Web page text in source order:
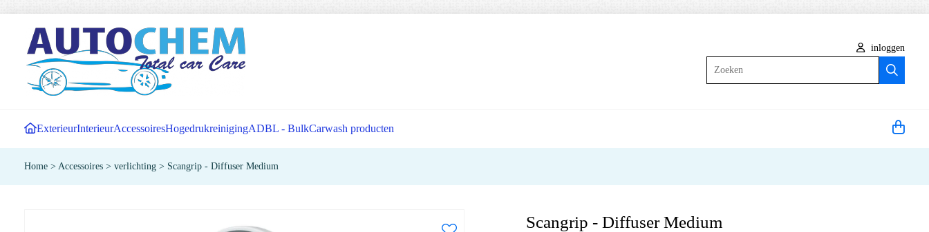
inloggen
ExterieurInterieurAccessoiresHogedrukreinigingADBL - BulkCarwash producten
Home > Accessoires > verlichting > Scangrip - Diffuser Medium
Scangrip - Diffuser Medium